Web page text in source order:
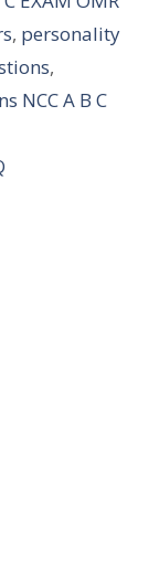
, personality
,
NCC A B C